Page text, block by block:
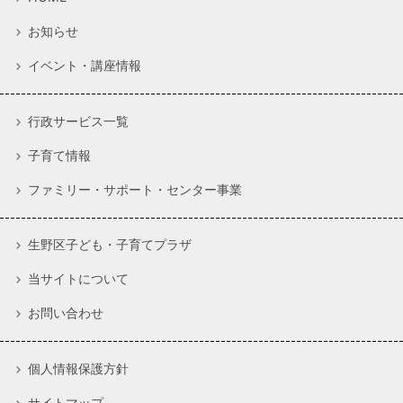
お知らせ
イベント・講座情報
行政サービス一覧
子育て情報
ファミリー・サポート・センター事業
生野区子ども・子育てプラザ
当サイトについて
お問い合わせ
個人情報保護方針